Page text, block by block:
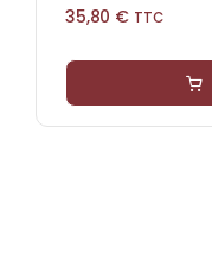
35,80 € TTC